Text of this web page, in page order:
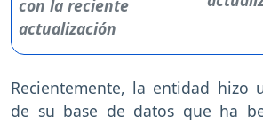
Recientemente, la entidad hizo
de su base de datos que ha